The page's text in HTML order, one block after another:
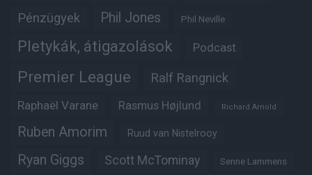
Pénzügyek Phil Jones Phil Neville
Pletykák, átigazolások Podcast
Premier League Ralf Rangnick
Raphaël Varane Rasmus Højlund Richard Arnold
Ruben Amorim Ruud van Nistelrooy
Ryan Giggs Scott McTominay Senne Lammens